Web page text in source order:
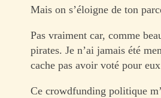
Mais on s’éloigne de ton
Pas vraiment car, comme
pirates. Je n’ai jamais été
cache pas avoir voté pour
Ce crowdfunding politique